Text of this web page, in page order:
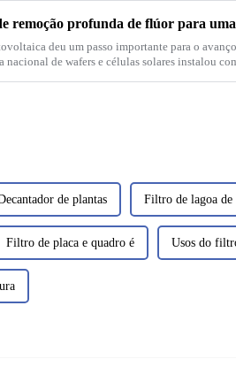
deu um passo importante para o
de wafers e células solares instalou com
de plantas Filtro de lagoa
Filtro de placa e quadro é Usos do